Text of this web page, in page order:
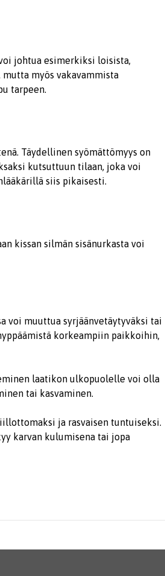
johtua esimerkiksi loisista,
myös vakavammista
tarpeen.
Täydellinen syömättömyys on
kutsuttuun tilaan, joka voi
siis pikaisesti.
kissan silmän sisänurkasta voi
voi muuttua syrjäänvetäytyväksi tai
korkeampiin paikkoihin,
laatikon ulkopuolelle voi olla
tai kasvaminen.
ja rasvaisen tuntuiseksi.
karvan kulumisena tai jopa